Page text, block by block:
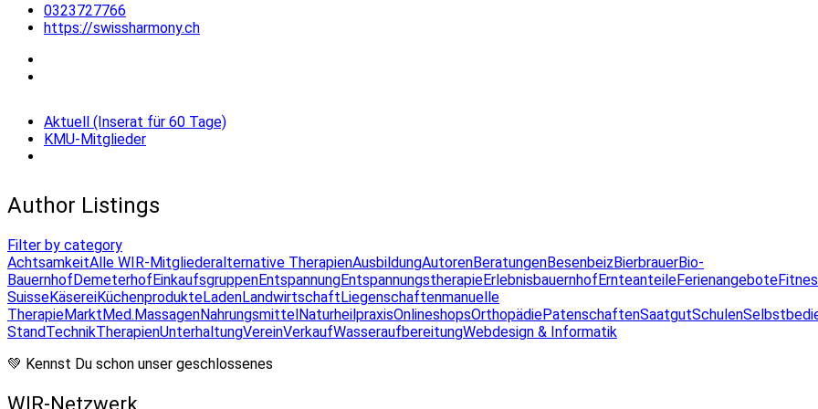
0323727766
https://swissharmony.ch
Aktuell (Inserat für 60 Tage)
KMU-Mitglieder
Author Listings
Filter by category
AchtsamkeitAlle WIR-Mitgliederalternative TherapienAusbildungAutorenBeratungenBesenbeizBierbrauerBio-
BauernhofDemeterhofEinkaufsgruppenEntspannungEntspannungstherapieErlebnisbauernhofErnteanteileFerienangebote
SuisseKäsereiKüchenprodukteLadenLandwirtschaftLiegenschaftenmanuelle
TherapieMarktMed.MassagenNahrungsmittelNaturheilpraxisOnlineshopsOrthopädiePatenschaftenSaatgutSchulen
StandTechnikTherapienUnterhaltungVereinVerkaufWasseraufbereitungWebdesign & Informatik
💚 Kennst Du schon unser geschlossenes
WIR-Netzwerk